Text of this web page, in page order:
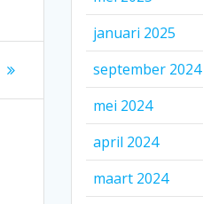
januari 2025
september 2024
mei 2024
april 2024
maart 2024